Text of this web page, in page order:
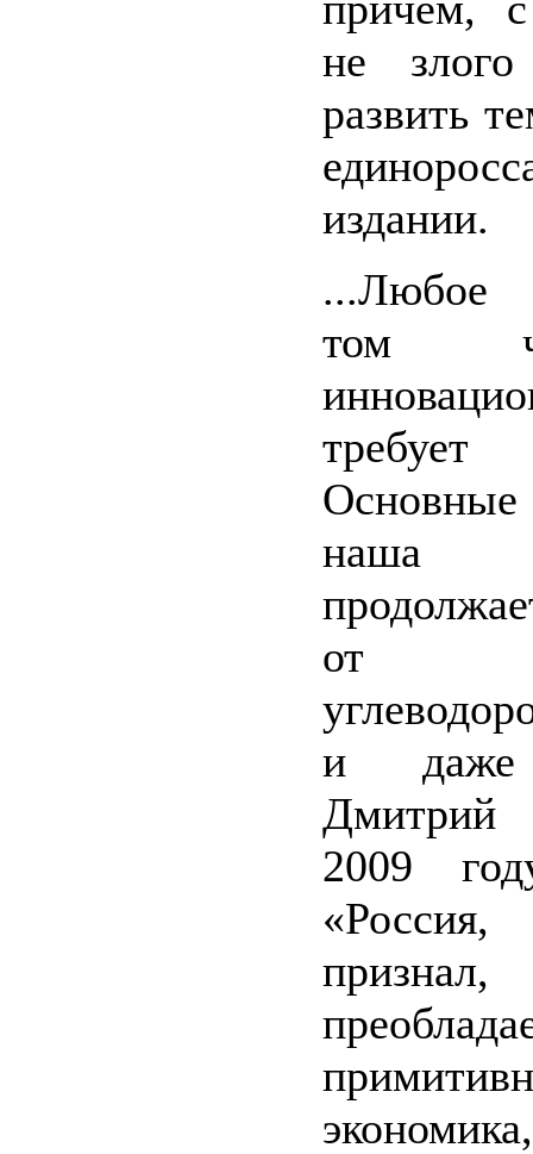
не злого
развить
издании.
...Любое
том
Основные
наша
от
и даже
Дмитрий
2009